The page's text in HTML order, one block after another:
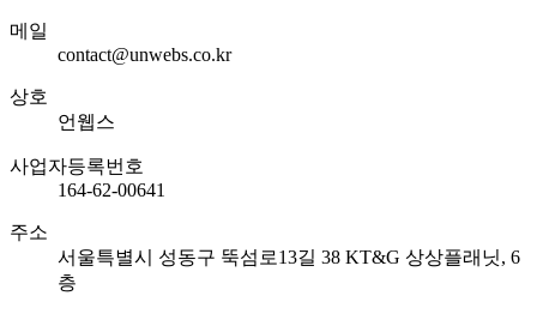
메일
contact@unwebs.co.kr
상호
언웹스
사업자등록번호
164-62-00641
주소
서울특별시 성동구 뚝섬로13길 38 KT&G 상상플래닛, 6
층